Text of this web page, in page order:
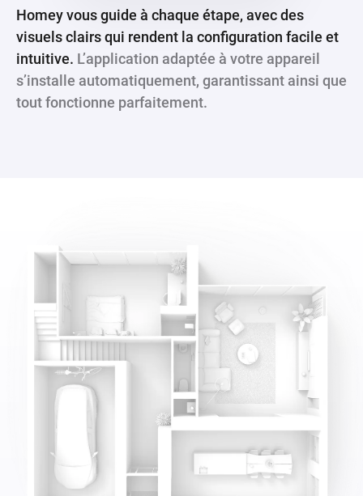
Homey vous guide à chaque étape, avec des
visuels clairs qui rendent la configuration facile et
intuitive. L’application adaptée à votre appareil
s’installe automatiquement, garantissant ainsi que
tout fonctionne parfaitement.